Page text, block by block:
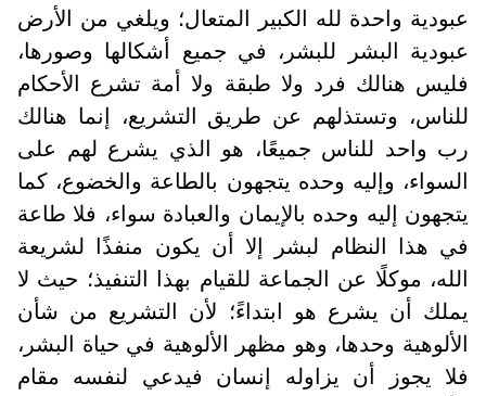
عبودية واحدة لله الكبير المتعال؛ ويلغي من الأرض
عبودية البشر للبشر، في جميع أشكالها وصورها،
فليس هنالك فرد ولا طبقة ولا أمة تشرع الأحكام
للناس، وتستذلهم عن طريق التشريع، إنما هنالك
رب واحد للناس جميعًا، هو الذي يشرع لهم على
السواء، وإليه وحده يتجهون بالطاعة والخضوع، كما
يتجهون إليه وحده بالإيمان والعبادة سواء، فلا طاعة
في هذا النظام لبشر إلا أن يكون منفذًا لشريعة
الله، موكلًا عن الجماعة للقيام بهذا التنفيذ؛ حيث لا
يملك أن يشرع هو ابتداءً؛ لأن التشريع من شأن
الألوهية وحدها، وهو مظهر الألوهية في حياة البشر،
فلا يجوز أن يزاوله إنسان فيدعي لنفسه مقام